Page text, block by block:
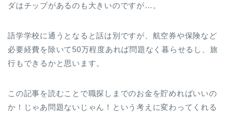
ダはチップがあるのも大きいのですが…。
語学学校に通うとなると話は別ですが、航空券や保険など
必要経費を除いて50万程度あれば問題なく暮らせるし、旅
行もできるかと思います。
この記事を読むことで職探しまでのお金を貯めればいいの
か！じゃあ問題ないじゃん！という考えに変わってくれる